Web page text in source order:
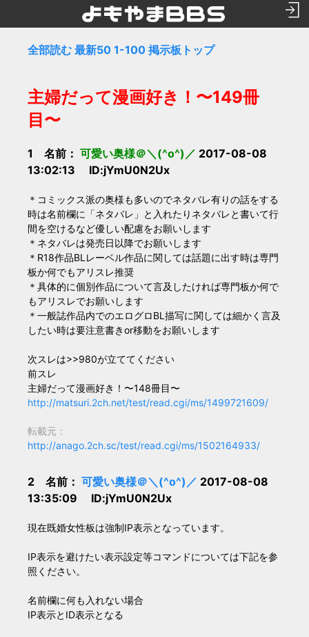
全部読む 最新50 1-100 掲示板トップ
主婦だって漫画好き！〜149冊
目〜
1 名前： 可愛い奥様＠＼(^o^)／ 2017-08-08
13:02:13 ID:jYmU0N2Ux
＊コミックス派の奥様も多いのでネタバレ有りの話をする
時は名前欄に「ネタバレ」と入れたりネタバレと書いて行
間を空けるなど優しい配慮をお願いします
＊ネタバレは発売日以降でお願いします
＊R18作品BLレーベル作品に関しては話題に出す時は専門
板か何でもアリスレ推奨
＊具体的に個別作品について言及したければ専門板か何で
もアリスレでお願いします
＊一般誌作品内でのエログロBL描写に関しては細かく言及
したい時は要注意書きor移動をお願いします
次スレは>>980が立ててください
前スレ
主婦だって漫画好き！〜148冊目〜
http://matsuri.2ch.net/test/read.cgi/ms/1499721609/
転載元：
http://anago.2ch.sc/test/read.cgi/ms/1502164933/
2 名前： 可愛い奥様＠＼(^o^)／ 2017-08-08
13:35:09 ID:jYmU0N2Ux
現在既婚女性板は強制IP表示となっています。
IP表示を避けたい表示設定等コマンドについては下記を参
照ください。
名前欄に何も入れない場合
IP表示とID表示となる